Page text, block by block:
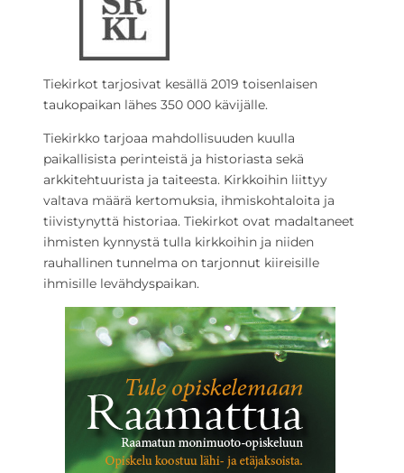
Tiekirkot tarjosivat kesällä 2019 toisenlaisen
taukopaikan lähes 350 000 kävijälle.
Tiekirkko tarjoaa mahdollisuuden kuulla
paikallisista perinteistä ja historiasta sekä
arkkitehtuurista ja taiteesta. Kirkkoihin liittyy
valtava määrä kertomuksia, ihmiskohtaloita ja
tiivistynyttä historiaa. Tiekirkot ovat madaltaneet
ihmisten kynnystä tulla kirkkoihin ja niiden
rauhallinen tunnelma on tarjonnut kiireisille
ihmisille levähdyspaikan.